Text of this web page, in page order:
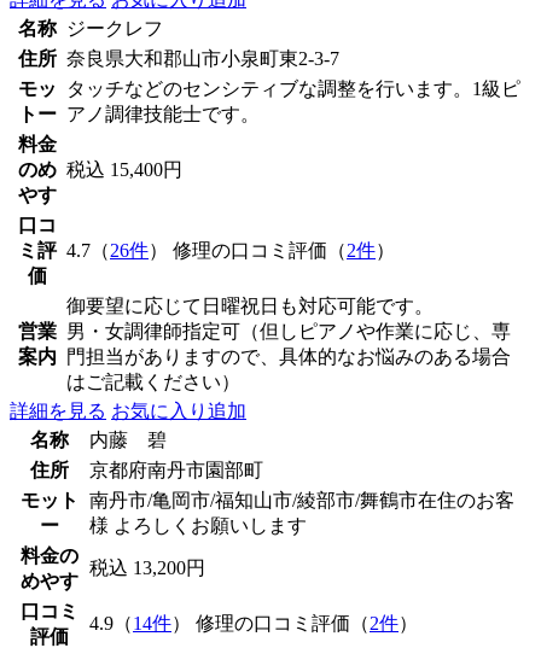
名称 ジークレフ
住所 奈良県大和郡山市小泉町東2-3-7
モッ
トー
タッチなどのセンシティブな調整を行います。1級ピ
アノ調律技能士です。
料金
のめ
やす
税込 15,400円
口コ
ミ評
価
4.7（26件） 修理の口コミ評価（2件）
営業
案内
御要望に応じて日曜祝日も対応可能です。
男・女調律師指定可（但しピアノや作業に応じ、専
門担当がありますので、具体的なお悩みのある場合
はご記載ください）
詳細を見る お気に入り追加
名称
内藤 碧
住所
京都府南丹市園部町
モット
ー
南丹市/亀岡市/福知山市/綾部市/舞鶴市在住のお客
様 よろしくお願いします
料金の
めやす
税込 13,200円
口コミ
評価
4.9（14件） 修理の口コミ評価（2件）